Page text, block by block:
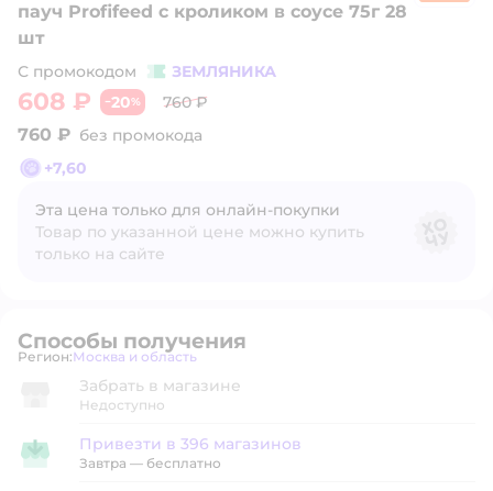
пауч Profifeed с кроликом в соусе 75г 28
шт
С промокодом ЗЕМЛЯНИКА
608 ₽ −20% 760 ₽
760 ₽ без промокода
+7,60
Эта цена только для онлайн‑покупки
Товар по указанной цене можно купить
только на сайте
Способы получения
Регион: Выбор адреса доставки.
Москва и область
Забрать в магазине
Недоступно
Привезти в магазин
Привезти в 396 магазинов
Завтра — бесплатно